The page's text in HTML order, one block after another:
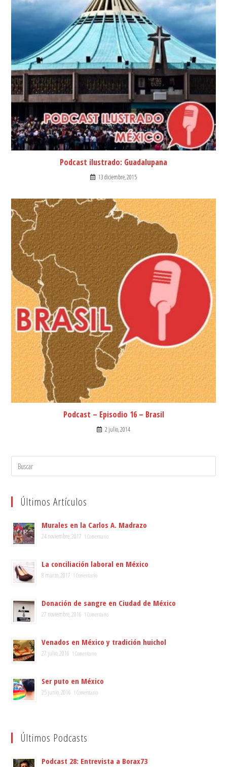
Podcast ilustrado: Guadalupana
13 diciembre, 2015
Podcast – Episodio 16 – Brasil
2 julio, 2014
Search
for:
Últimos Artículos
Murales en la Carlos A. Madrazo
24 noviembre, 2017 1 Comentario
La conciliación laboral en México
8 marzo, 2017 1 Comentario
Donación de sangre en Ciudad de México
27 noviembre, 2016 1 Comentario
Venados en México y tradición huichol
27 julio, 2016 1 Comentario
Ser puto en México
25 junio, 2016 1 Comentario
Últimos Podcasts
Podcast 28: Entrevista a Borax73